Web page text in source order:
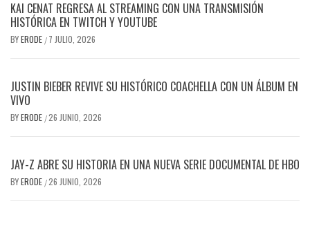
KAI CENAT REGRESA AL STREAMING CON UNA TRANSMISIÓN
HISTÓRICA EN TWITCH Y YOUTUBE
BYERODE / 7 JULIO, 2026
JUSTIN BIEBER REVIVE SU HISTÓRICO COACHELLA CON UN ÁLBUM EN
VIVO
BYERODE /26 JUNIO, 2026
JAY-Z ABRE SU HISTORIA EN UNA NUEVA SERIE DOCUMENTAL DE HBO
BYERODE /26 JUNIO, 2026